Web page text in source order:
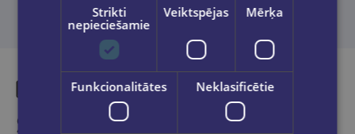
Similar products
Strikti
nepieciešamie
Veiktspējas Mērķa
Funkcionalitātes Neklasificētie